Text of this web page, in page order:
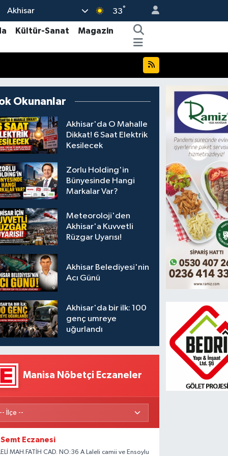
Akhisar 33°
Kültür-Sanat
Magazin
mülk satın alanlara
şartında değişiklik yapıldı
Okunanlar
Akhisar'da O Mahalle
Dikkat! 6 Saat Elektrik
Kesilecek
Zorlu Holding'in
Bünyesinde Hangi
Markalar Var?
Meteoroloji'den
Akhisar'a Kuvvetli
Rüzgar Uyarısı!
Akhisar Belediyesi'nin
Acı Günü
Akhisar'da bir ilk: 100
genç umreye
uğurlandı
Manisa Nöbetçi Eczaneler
Semt Eczanesi
MAH.FATİH CAD. NO:36 A Laleli camii ve Ensoylu